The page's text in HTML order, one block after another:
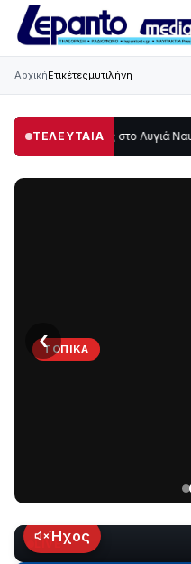
ΑρχικήΕτικέτεςμυτιλήνη
ΤΕΛΕΥΤΑΙΑ
μέρος στο Λυγιά Ναυπάκτου
ΤΟΠΙΚΆ
Ναυπάκτου
εδώ
και
‹
LIVEΉχος